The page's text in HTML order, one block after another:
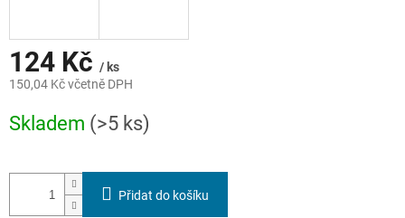
124 Kč / ks
150,04 Kč včetně DPH
cena:
Skladem (>5 ks)
Přidat do košíku